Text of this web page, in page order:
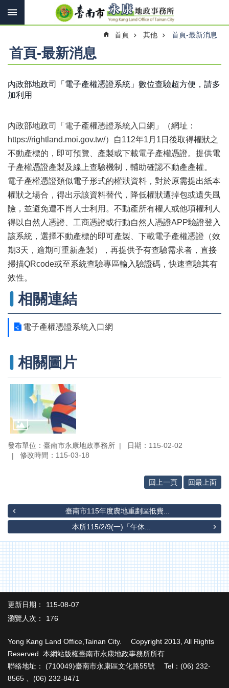
跳到主要內容區塊
搜
搜
尋
訊
報
機
關
簡
介
線
上
申
辦
與
查
詢
便
民
服
務
民
交
流
下
專
區
題
專
服
務
地
籍
圖
實
登
錄
未
辦
承
首頁 其他 首頁-最新消息
首頁-最新消息
內政部地政司「電子產權憑證系統」數位查驗超方便，請多
加利用
內政部地政司「電子產權憑證系統入口網」（網址：
https://rightland.moi.gov.tw/）自112年1月1日後取得權狀之
不動產標的，即可預覽、產製或下載電子產權憑證。提供電
子產權憑證產製及線上查驗機制，輔助確認不動產產權。
電子產權憑證類似電子形式的權狀資料，對於原需提出紙本
權狀之場合，得出示該資料替代，降低權狀遭掉包或遺失風
險，並避免遭不肖人士利用。不動產所有權人或他項權利人
得以自然人憑證、工商憑證或行動自然人憑證APP驗證登入
該系統，選擇不動產標的即可產製、下載電子產權憑證（效
期3天，逾期可重新產製），再提供予有查驗需求者，直接
掃描QRcode或至系統查驗專區輸入驗證碼，快速查驗其有
效性。
相關連結
電子產權憑證系統入口網
相關圖片
發布單位：臺南市永康地政事務所
日期：115-02-02
修改時間：115-03-18
回上一頁 回最上面
臺南市115年度農地重劃區抵費...
本所115/2/9(一)「午休...
更新日期：
115-08-07
瀏覽人次：
176
Yong Kang Land Office,Tainan City. Copyright 2013, All Rights
Reserved. 本網站版權臺南市永康地政事務所所有
聯絡地址： (710049)臺南市永康區文化路55號 Tel：(06) 232-
8565 、(06) 232-8471